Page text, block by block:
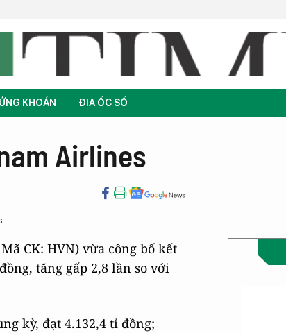
KHOÁN ĐỊA ỐC SỐ
Airlines
CK: HVN) vừa công bố kết
tăng gấp 2,8 lần so với
kỳ, đạt 4.132,4 tỉ đồng;